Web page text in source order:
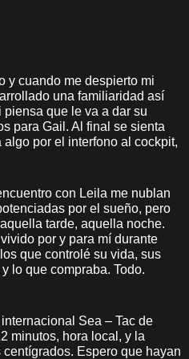
y cuando me despierto mi
una familiaridad así
que le va a dar su
para Gail. Al final se sienta
por el interfono al cockpit,
con Leila me nublan
por el sueño, pero
tarde, aquella noche.
por y para mí durante
que controlé su vida, sus
lo que compraba. Todo.
Sea – Tac de
minutos, hora local, y la
Espero que hayan